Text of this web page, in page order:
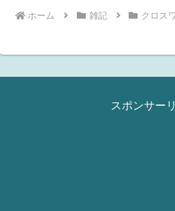
ホーム 雑記 クロス
スポンサー